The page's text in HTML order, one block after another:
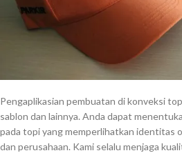
Pengaplikasian pembuatan di konveksi
sablon dan lainnya. Anda dapat
pada topi yang memperlihatkan identitas
dan perusahaan. Kami selalu menjaga